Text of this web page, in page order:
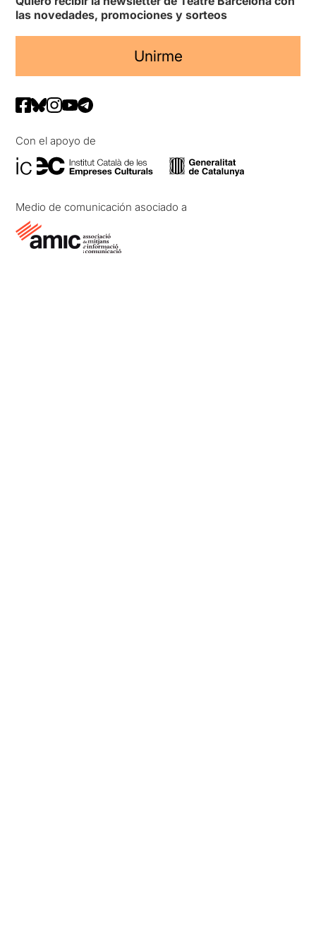
las novedades, promociones y sorteos
Unirme
Con el apoyo de
Medio de comunicación asociado a